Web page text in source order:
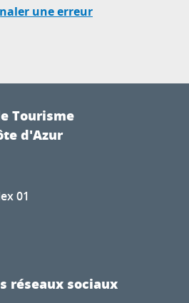
une erreur
Tourisme
d'Azur
01
réseaux sociaux